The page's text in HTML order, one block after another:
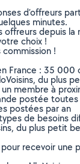
d’offreurs
minutes.
offreurs depuis
choix !
!
France : 35 000
du plus
membre à
postée
postées par an
de besoins
du plus petit
recevoir une